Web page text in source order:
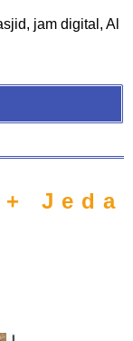
jam digital, Al
Jeda